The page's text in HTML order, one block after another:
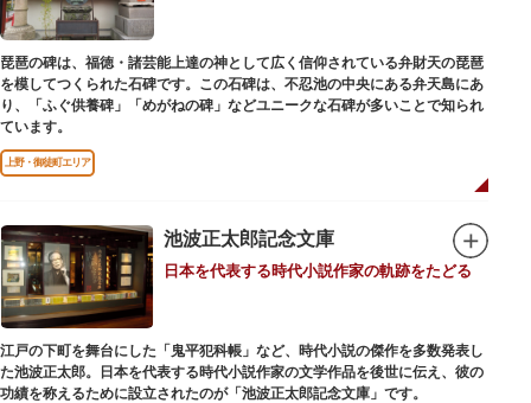
は、その芸術上・観賞上の価値が評価され、敷地全体が「旧朝倉文夫氏庭
園」として国の名勝に指定されています。
琵琶の碑は、福徳・諸芸能上達の神として広く信仰されている弁財天の琵琶
を模してつくられた石碑です。この石碑は、不忍池の中央にある弁天島にあ
り、「ふぐ供養碑」「めがねの碑」などユニークな石碑が多いことで知られ
ています。
上野・御徒町エリア
池波正太郎記念文庫
日本を代表する時代小説作家の軌跡をたどる
江戸の下町を舞台にした「鬼平犯科帳」など、時代小説の傑作を多数発表し
た池波正太郎。日本を代表する時代小説作家の文学作品を後世に伝え、彼の
功績を称えるために設立されたのが「池波正太郎記念文庫」です。